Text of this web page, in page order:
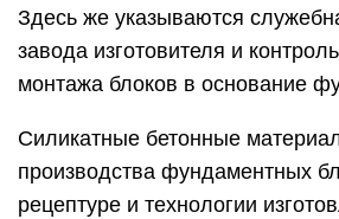
Здесь же указываются
завода изготовителя и
монтажа блоков в основание
Силикатные бетонные
производства фундаментных
рецептуре и технологии